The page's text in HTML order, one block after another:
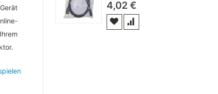
4,02 €